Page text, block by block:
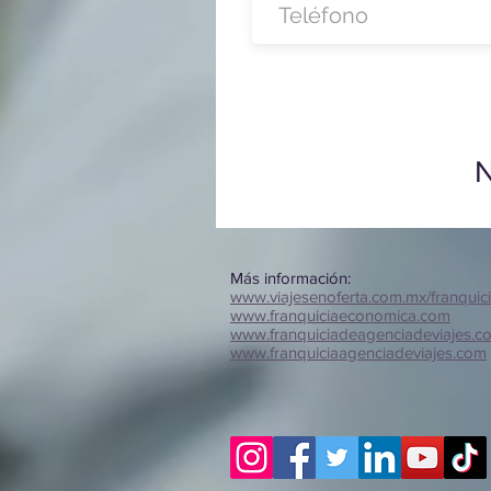
Más información:
www.viajesenoferta.com.mx/
www.franquiciaeconomica.com
www.franquiciaagenciadeviajes.com